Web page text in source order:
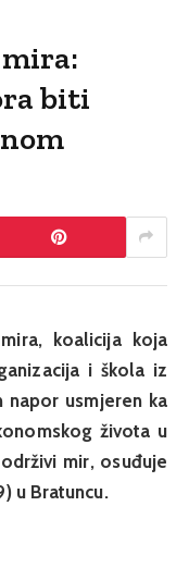
biti
koalicija koja
i škola iz
napor usmjeren ka
života u
mir, osuđuje
u Bratuncu.